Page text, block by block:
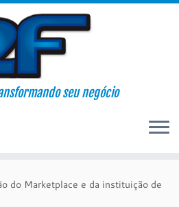
seu negócio
do Marketplace e da instituição de